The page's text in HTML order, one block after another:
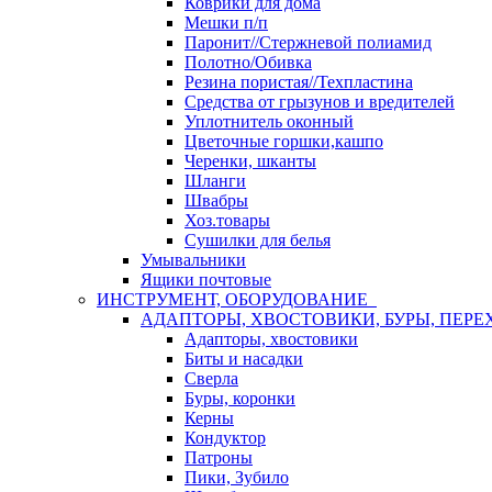
Мешки п/п
Паронит//Стержневой полиамид
Полотно/Обивка
Резина пористая//Техпластина
Средства от грызунов и вредителей
Уплотнитель оконный
Цветочные горшки,кашпо
Черенки, шканты
Шланги
Швабры
Хоз.товары
Сушилки для белья
Умывальники
Ящики почтовые
ИНСТРУМЕНТ, ОБОРУДОВАНИЕ
АДАПТОРЫ, ХВОСТОВИКИ, БУРЫ,
Адапторы, хвостовики
Биты и насадки
Сверла
Буры, коронки
Керны
Кондуктор
Патроны
Пики, Зубило